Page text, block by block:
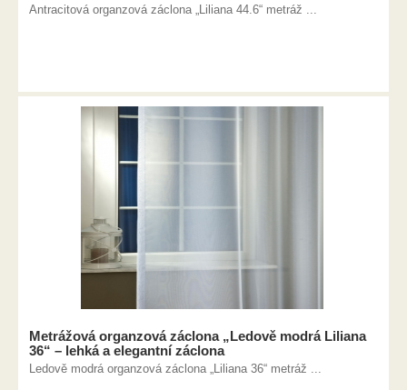
Antracitová organzová záclona „Liliana 44.6“ metráž ...
Metrážová organzová záclona „Ledově modrá Liliana
36“ – lehká a elegantní záclona
Ledově modrá organzová záclona „Liliana 36“ metráž ...